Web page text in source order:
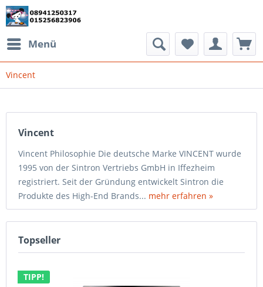
Menü
Vincent
Vincent
Vincent Philosophie Die deutsche Marke VINCENT wurde
1995 von der Sintron Vertriebs GmbH in Iffezheim
registriert. Seit der Gründung entwickelt Sintron die
Produkte des High-End Brands... mehr erfahren »
Topseller
TIPP!